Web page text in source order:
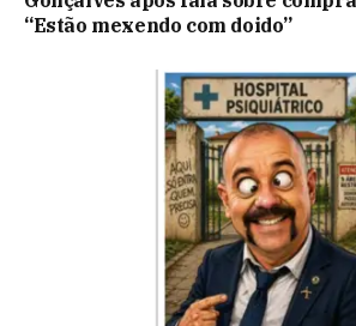
“Estão mexendo com doido”